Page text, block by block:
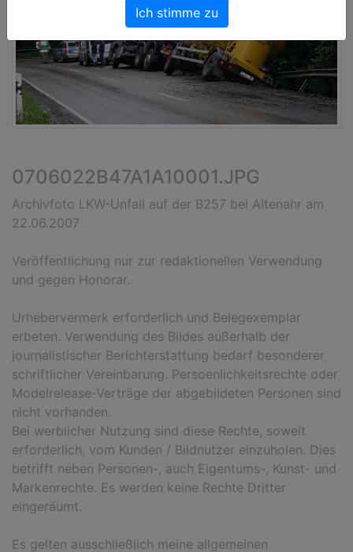
0706022B47A1A10001.JPG
Archivfoto LKW-Unfall auf der B257 bei Altenahr am
22.06.2007
Veröffentlichung nur zur redaktionellen Verwendung
und gegen Honorar.
Urhebervermerk erforderlich und Belegexemplar
erbeten. Verwendung des Bildes außerhalb der
journalistischer Berichterstattung bedarf besonderer
schriftlicher Vereinbarung. Persoenlichkeitsrechte oder
Modelrelease-Verträge der abgebildeten Personen sind
nicht vorhanden.
Bei werblicher Nutzung sind diese Rechte, soweit
erforderlich, vom Kunden / Bildnutzer einzuholen. Dies
betrifft neben Personen-, auch Eigentums-, Kunst- und
Markenrechte. Es werden keine Rechte Dritter
eingeräumt.
Es gelten ausschließlich meine allgemeinen
Ich stimme zu